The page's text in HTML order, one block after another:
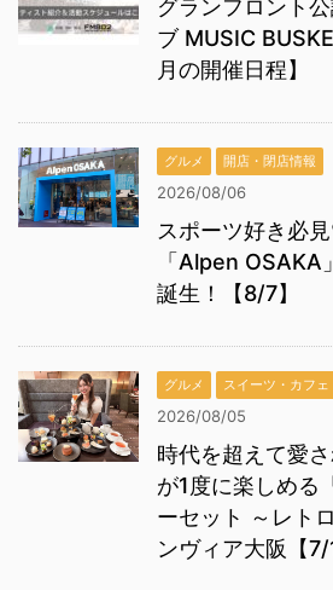
グランフロント
ブ MUSIC
月の開催日程】
グルメ 開店・閉店情報
2026/08/06
スポーツ好き必
「Alpen OSAKA
誕生！【8/7】
グルメ スイーツ・カフェ
2026/08/05
時代を超えて愛
が1度に楽しめる
ーセット ～レト
ンヴィア大阪【7/